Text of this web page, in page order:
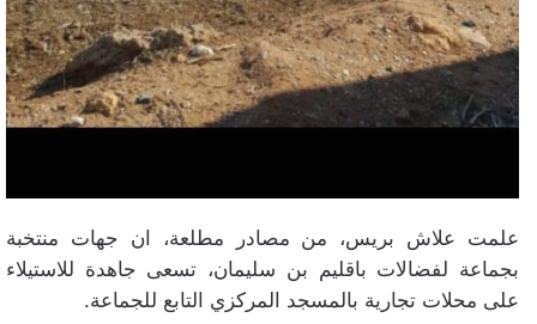
علمت علاش بريس، من مصادر مطلعة، ان جهات منتخبة
بجماعة لفضالات باقليم بن سليمان، تسعى جاهدة للاستيلاء
على محلات تجارية بالمسجد المركزي التابع للجماعة.